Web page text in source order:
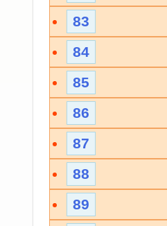
83
84
85
86
87
88
89